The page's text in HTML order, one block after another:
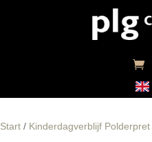
Start / Kinderdagverblijf Polderpret